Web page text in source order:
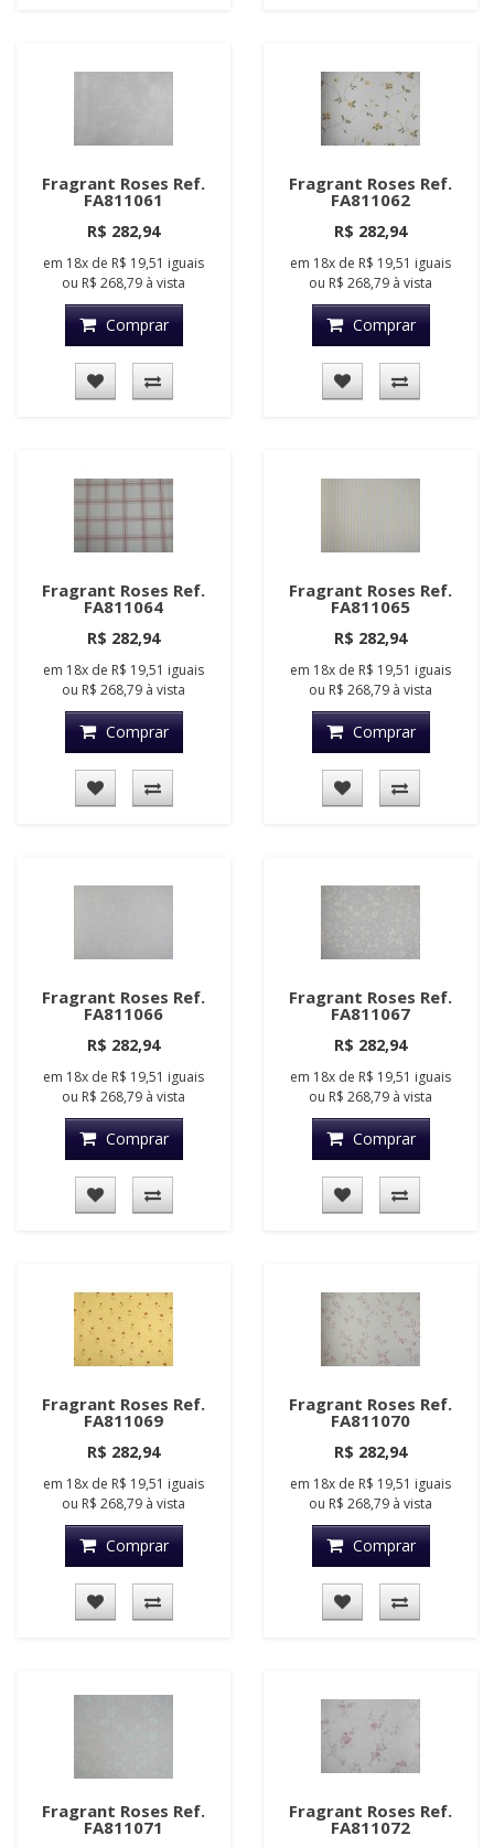
Fragrant Roses Ref.
FA811061
R$ 282,94
em 18x de R$ 19,51 iguais
ou R$ 268,79 à vista
Comprar
Fragrant Roses Ref.
FA811062
R$ 282,94
em 18x de R$ 19,51 iguais
ou R$ 268,79 à vista
Comprar
Fragrant Roses Ref.
FA811064
R$ 282,94
em 18x de R$ 19,51 iguais
ou R$ 268,79 à vista
Comprar
Fragrant Roses Ref.
FA811065
R$ 282,94
em 18x de R$ 19,51 iguais
ou R$ 268,79 à vista
Comprar
Fragrant Roses Ref.
FA811066
R$ 282,94
em 18x de R$ 19,51 iguais
ou R$ 268,79 à vista
Comprar
Fragrant Roses Ref.
FA811067
R$ 282,94
em 18x de R$ 19,51 iguais
ou R$ 268,79 à vista
Comprar
Fragrant Roses Ref.
FA811069
R$ 282,94
em 18x de R$ 19,51 iguais
ou R$ 268,79 à vista
Comprar
Fragrant Roses Ref.
FA811070
R$ 282,94
em 18x de R$ 19,51 iguais
ou R$ 268,79 à vista
Comprar
Fragrant Roses Ref.
FA811071
Fragrant Roses Ref.
FA811072